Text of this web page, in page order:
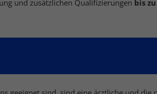
und zusätzlichen Qualifizierungen bis